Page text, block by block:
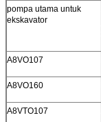
pompa utama untuk
ekskavator
A8VO107
A8VO160
A8VTO107